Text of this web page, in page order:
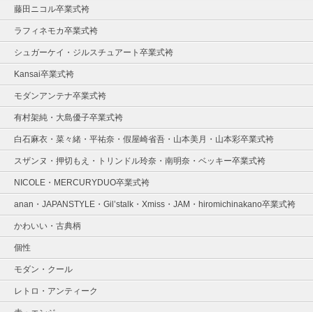
藤田ニコル卒業式袴
ラフィネモカ卒業式袴
シュガーケイ・ジルスチュアート卒業式袴
Kansai卒業式袴
モダンアンテナ卒業式袴
有村架純・大島優子卒業式袴
白石麻衣・菜々緒・平祐奈・假屋崎省吾・山本美月・山本彩卒業式袴
スザンヌ・押切もえ・トリンドル玲奈・南明奈・ベッキー卒業式袴
NICOLE・MERCURYDUO卒業式袴
anan・JAPANSTYLE・Gil’stalk・Xmiss・JAM・hiromichinakano卒業式袴
かわいい・古典柄
個性
モダン・クール
レトロ・アンティーク